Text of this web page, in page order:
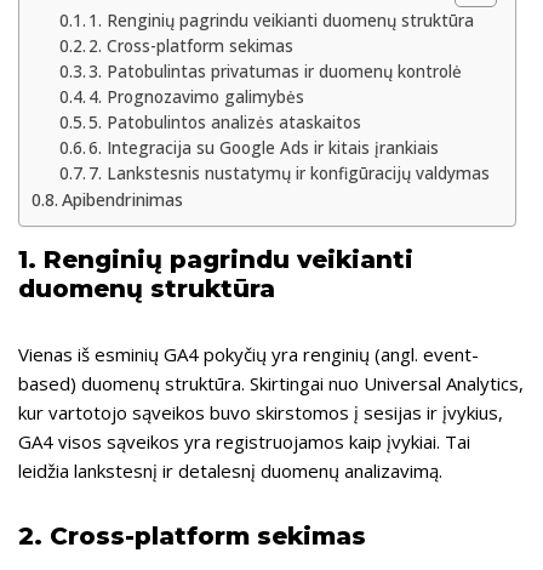
1. Renginių pagrindu veikianti duomenų struktūra
2. Cross-platform sekimas
3. Patobulintas privatumas ir duomenų kontrolė
4. Prognozavimo galimybės
5. Patobulintos analizės ataskaitos
6. Integracija su Google Ads ir kitais įrankiais
7. Lankstesnis nustatymų ir konfigūracijų valdymas
Apibendrinimas
1. Renginių pagrindu veikianti
duomenų struktūra
Vienas iš esminių GA4 pokyčių yra renginių (angl. event-
based) duomenų struktūra. Skirtingai nuo Universal Analytics,
kur vartotojo sąveikos buvo skirstomos į sesijas ir įvykius,
GA4 visos sąveikos yra registruojamos kaip įvykiai. Tai
leidžia lankstesnį ir detalesnį duomenų analizavimą.
2. Cross-platform sekimas